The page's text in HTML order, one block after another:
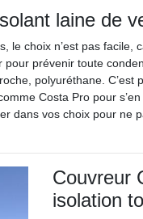
laine de
le choix n’est pas
pour prévenir toute
polyuréthane. C’est
Costa Pro pour
dans vos choix pour ne
Couvreur
isolation